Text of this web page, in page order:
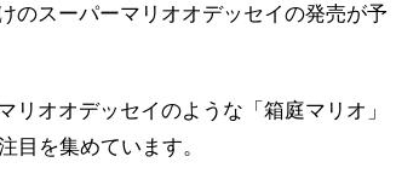
のスーパーマリオオデッセイの発売が予
オオデッセイのような「箱庭マリオ」
目を集めています。